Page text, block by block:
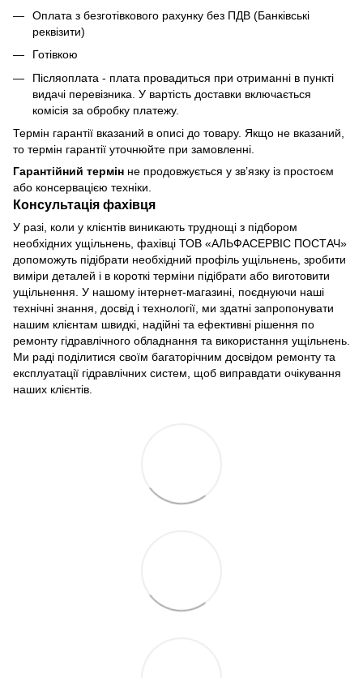
Оплата з безготівкового рахунку без ПДВ (Банківські
реквізити)
Готівкою
Післяоплата - плата провадиться при отриманні в пункті
видачі перевізника. У вартість доставки включається
комісія за обробку платежу.
Термін гарантії вказаний в описі до товару. Якщо не вказаний,
то термін гарантії уточнюйте при замовленні.
Гарантійний термін не продовжується у зв’язку із простоєм
або консервацією техніки.
Консультація фахівця
У разі, коли у клієнтів виникають труднощі з підбором
необхідних ущільнень, фахівці ТОВ «АЛЬФАСЕРВІС ПОСТАЧ»
допоможуть підібрати необхідний профіль ущільнень, зробити
виміри деталей і в короткі терміни підібрати або виготовити
ущільнення. У нашому інтернет-магазині, поєднуючи наші
технічні знання, досвід і технології, ми здатні запропонувати
нашим клієнтам швидкі, надійні та ефективні рішення по
ремонту гідравлічного обладнання та використання ущільнень.
Ми раді поділитися своїм багаторічним досвідом ремонту та
експлуатації гідравлічних систем, щоб виправдати очікування
наших клієнтів.